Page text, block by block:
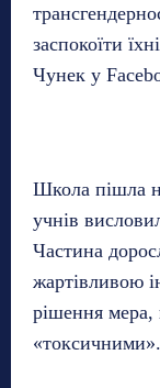
заспокоїти
Чунек у
Школа пішла
учнів
Частина
жартівливою
рішення мера,
«токсичними».